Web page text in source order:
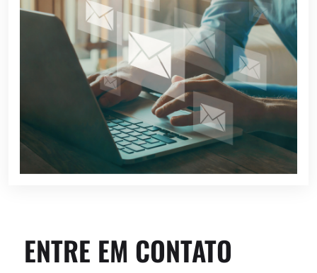
ENTRE EM CONTATO